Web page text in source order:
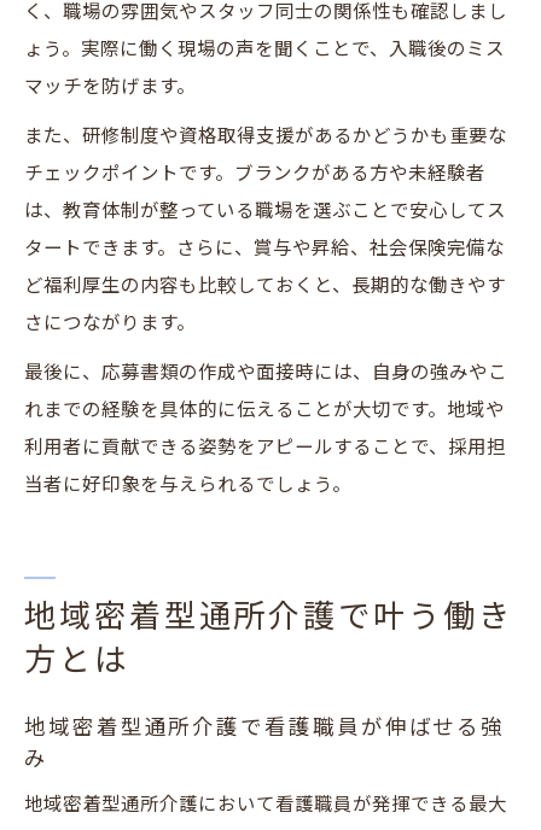
く、職場の雰囲気やスタッフ同士の関係性も確認しまし
ょう。実際に働く現場の声を聞くことで、入職後のミス
マッチを防げます。
また、研修制度や資格取得支援があるかどうかも重要な
チェックポイントです。ブランクがある方や未経験者
は、教育体制が整っている職場を選ぶことで安心してス
タートできます。さらに、賞与や昇給、社会保険完備な
ど福利厚生の内容も比較しておくと、長期的な働きやす
さにつながります。
最後に、応募書類の作成や面接時には、自身の強みやこ
れまでの経験を具体的に伝えることが大切です。地域や
利用者に貢献できる姿勢をアピールすることで、採用担
当者に好印象を与えられるでしょう。
地域密着型通所介護で叶う働き
方とは
地域密着型通所介護で看護職員が伸ばせる強
み
地域密着型通所介護において看護職員が発揮できる最大